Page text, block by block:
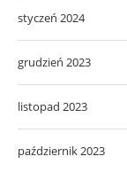
styczeń 2024
grudzień 2023
listopad 2023
październik 2023